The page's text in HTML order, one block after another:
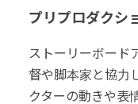
プリプロダクシ
ストーリーボード
督や脚本家と協力
クターの動きや表